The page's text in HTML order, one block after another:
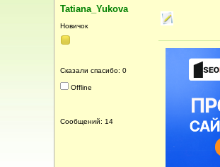
Tatiana_Yukova
Новичок
Сказали спасибо: 0
Offline
Сообщений: 14